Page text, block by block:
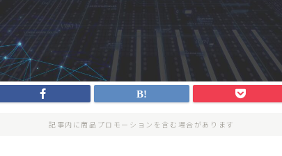
記事内に商品プロモーションを含む場合があります